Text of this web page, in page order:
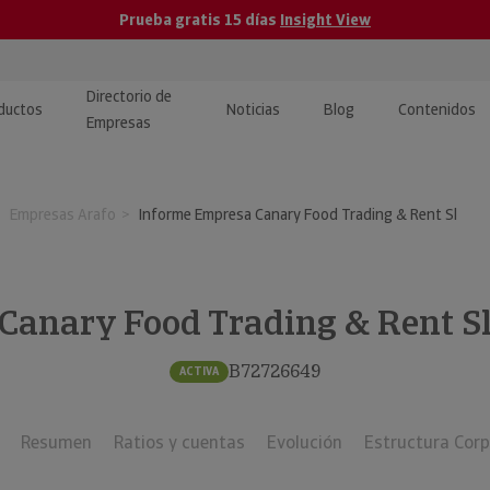
Prueba gratis 15 días Insight View
y ERP
· Recuperación de
Directorio de
Empresas
Noticias Blog Contenidos
y tutoriales
Investigada
Empresas Arafo Informe Empresa Canary Food Trading & Rent Sl
Canary Food Trading & Rent Sl
ACTIVA B72726649
Resumen Ratios y cuentas Evolución Estructura